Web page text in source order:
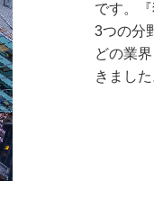
です。
3つの分
どの業
きました